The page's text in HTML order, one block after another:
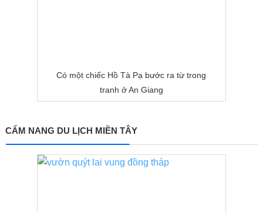
Có một chiếc Hồ Tà Pạ bước ra từ trong
tranh ở An Giang
CẨM NANG DU LỊCH MIỀN TÂY